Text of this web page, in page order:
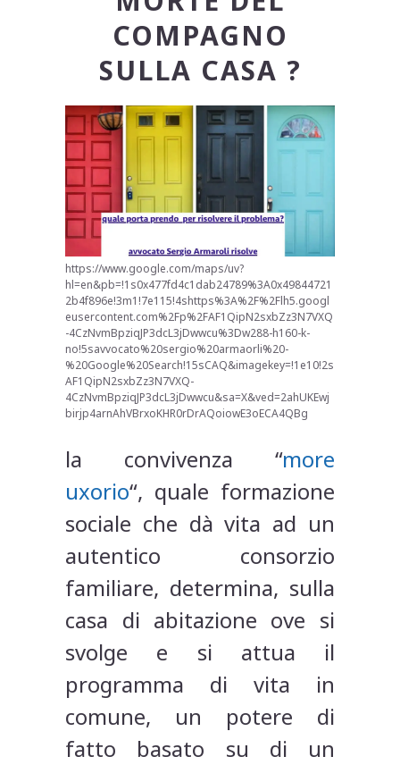
COMPAGNO
SULLA CASA ?
https://www.google.com/maps/uv?
hl=en&pb=!1s0x477fd4c1dab24789%3A0x49844721
2b4f896e!3m1!7e115!4shttps%3A%2F%2Flh5.googl
eusercontent.com%2Fp%2FAF1QipN2sxbZz3N7VXQ
-4CzNvmBpziqJP3dcL3jDwwcu%3Dw288-h160-k-
no!5savvocato%20sergio%20armaorli%20-
%20Google%20Search!15sCAQ&imagekey=!1e10!2s
AF1QipN2sxbZz3N7VXQ-
4CzNvmBpziqJP3dcL3jDwwcu&sa=X&ved=2ahUKEwj
birjp4arnAhVBrxoKHR0rDrAQoiowE3oECA4QBg
la convivenza “more
uxorio“, quale formazione
sociale che dà vita ad un
autentico consorzio
familiare, determina, sulla
casa di abitazione ove si
svolge e si attua il
programma di vita in
comune, un potere di
fatto basato su di un